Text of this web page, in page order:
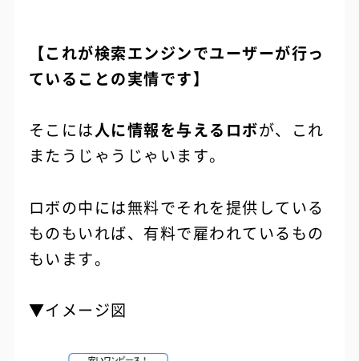
【これが検索エンジンでユーザーが行っ
ていることの実情です】
そこには人に情報を与えるロボが、これ
またうじゃうじゃいます。
ロボの中には無料でそれを提供している
ものもいれば、有料で雇われているもの
もいます。
▼イメージ図